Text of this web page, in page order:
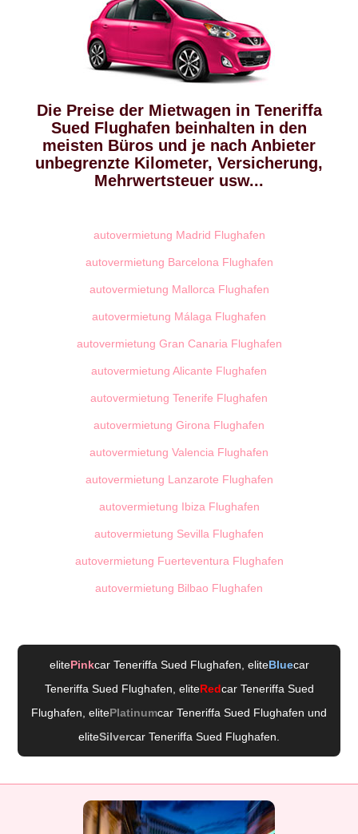
Die Preise der Mietwagen in Teneriffa
Sued Flughafen beinhalten in den
meisten Büros und je nach Anbieter
unbegrenzte Kilometer, Versicherung,
Mehrwertsteuer usw...
autovermietung Madrid Flughafen
autovermietung Barcelona Flughafen
autovermietung Mallorca Flughafen
autovermietung Málaga Flughafen
autovermietung Gran Canaria Flughafen
autovermietung Alicante Flughafen
autovermietung Tenerife Flughafen
autovermietung Girona Flughafen
autovermietung Valencia Flughafen
autovermietung Lanzarote Flughafen
autovermietung Ibiza Flughafen
autovermietung Sevilla Flughafen
autovermietung Fuerteventura Flughafen
autovermietung Bilbao Flughafen
elitePinkcar Teneriffa Sued Flughafen , eliteBluecar
Teneriffa Sued Flughafen , eliteRedcar Teneriffa Sued
Flughafen , elitePlatinumcar Teneriffa Sued Flughafen und
eliteSilvercar Teneriffa Sued Flughafen